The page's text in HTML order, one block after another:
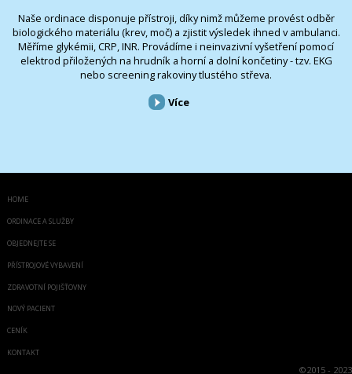
Naše ordinace disponuje přístroji, díky nimž můžeme provést odběr
biologického materiálu (krev, moč) a zjistit výsledek ihned v ambulanci.
Měříme glykémii, CRP, INR. Provádíme i neinvazivní vyšetření pomocí
elektrod přiložených na hrudník a horní a dolní končetiny - tzv. EKG
nebo screening rakoviny tlustého střeva.
Více
HOME
ORDINACE A SLUŽBY
OBJEDNEJTE SE
PŘÍSTROJOVÉ VYBAVENÍ
ZDRAVOTNÍ POJIŠŤOVNY
NOVÝ PACIENT
CENÍK
KONTAKT
©2015 - 2023